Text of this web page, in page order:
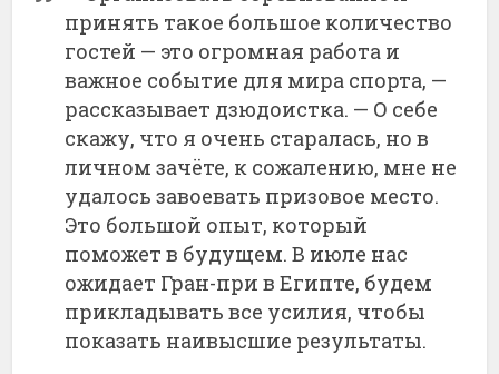
принять такое большое количество
гостей — это огромная работа и
важное событие для мира спорта, —
рассказывает дзюдоистка. — О себе
скажу, что я очень старалась, но в
личном зачёте, к сожалению, мне не
удалось завоевать призовое место.
Это большой опыт, который
поможет в будущем. В июле нас
ожидает Гран-при в Египте, будем
прикладывать все усилия, чтобы
показать наивысшие результаты.